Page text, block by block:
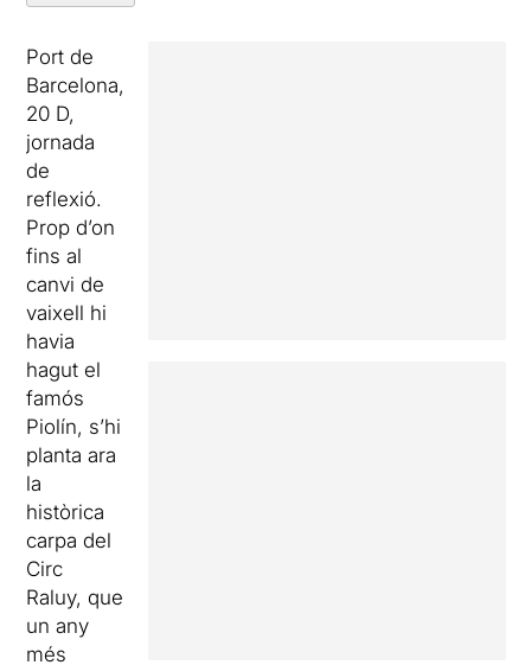
Port de
Barcelona,
20 D,
jornada
de
reflexió.
Prop d’on
fins al
canvi de
vaixell hi
havia
hagut el
famós
Piolín, s’hi
planta ara
la
històrica
carpa del
Circ
Raluy, que
un any
més